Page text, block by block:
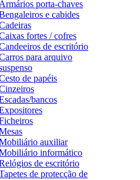
Armários porta-chaves
e cabides
fortes / cofres
de escritório
para arquivo
de papéis
bancos
auxiliar
informático
de escritório
de protecção de